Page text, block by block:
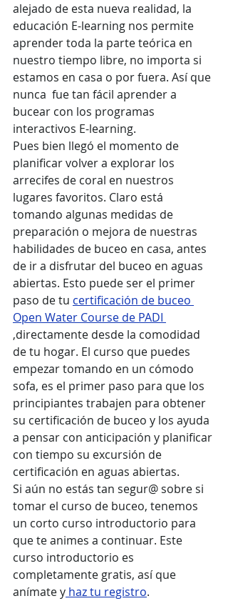
alejado de esta nueva realidad, la
educación E-learning nos permite
aprender toda la parte teórica en
nuestro tiempo libre, no importa si
estamos en casa o por fuera. Así que
nunca  fue tan fácil aprender a
bucear con los programas
interactivos E-learning.
Pues bien llegó el momento de
planificar volver a explorar los
arrecifes de coral en nuestros
lugares favoritos. Claro está
tomando algunas medidas de
preparación o mejora de nuestras
habilidades de buceo en casa, antes
de ir a disfrutar del buceo en aguas
abiertas. Esto puede ser el primer
paso de tu certificación de buceo
Open Water Course de PADI
,directamente desde la comodidad
de tu hogar. El curso que puedes
empezar tomando en un cómodo
sofa, es el primer paso para que los
principiantes trabajen para obtener
su certificación de buceo y los ayuda
a pensar con anticipación y planificar
con tiempo su excursión de
certificación en aguas abiertas.
Si aún no estás tan segur@ sobre si
tomar el curso de buceo, tenemos
un corto curso introductorio para
que te animes a continuar. Este
curso introductorio es
completamente gratis, así que
anímate y haz tu registro.